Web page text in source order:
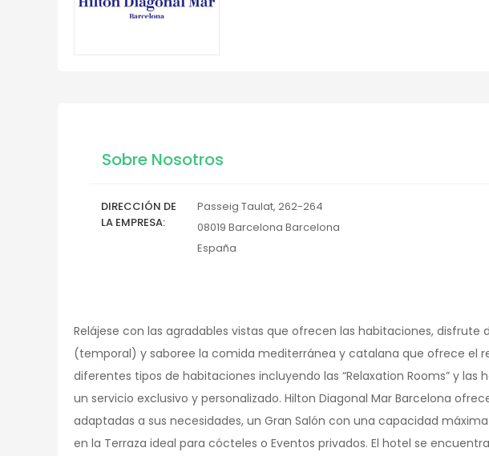
Sobre Nosotros
DIRECCIÓN DE
LA EMPRESA
Passeig Taulat, 262-264
08019 Barcelona Barcelona
España
Relájese con las agradables vistas que ofrecen las habitaciones, disfrute
(temporal) y saboree la comida mediterránea y catalana que ofrece el
diferentes tipos de habitaciones incluyendo las “Relaxation Rooms” y
un servicio exclusivo y personalizado. Hilton Diagonal Mar Barcelona
adaptadas a sus necesidades, un Gran Salón con una capacidad
en la Terraza ideal para cócteles o Eventos privados. El hotel se